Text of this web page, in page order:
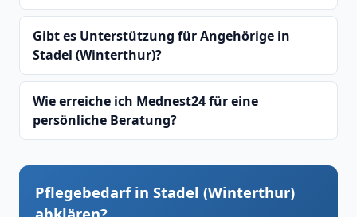
Gibt es Unterstützung für Angehörige in
Stadel (Winterthur)?
Wie erreiche ich Mednest24 für eine
persönliche Beratung?
Pflegebedarf in Stadel (Winterthur)